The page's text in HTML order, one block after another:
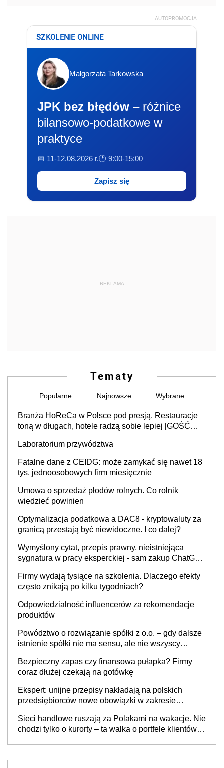
AUTOPROMOCJA
SZKOLENIE ONLINE
Małgorzata Tarkowska
JPK bez błędów – różnice
bilansowo-podatkowe w
praktyce
📅 11-12.08.2026 r.🕐 9:00-15:00
Zapisz się
REKLAMA
Tematy
Popularne Najnowsze Wybrane
Branża HoReCa w Polsce pod presją. Restauracje
toną w długach, hotele radzą sobie lepiej [GOŚĆ
Laboratorium przywództwa
Fatalne dane z CEIDG: może zamykać się nawet 18
tys. jednoosobowych firm miesięcznie
Umowa o sprzedaż płodów rolnych. Co rolnik
wiedzieć powinien
Optymalizacja podatkowa a DAC8 - kryptowaluty za
granicą przestają być niewidoczne. I co dalej?
Wymyślony cytat, przepis prawny, nieistniejąca
sygnatura w pracy eksperckiej - sam zakup ChatGPT
Firmy wydają tysiące na szkolenia. Dlaczego efekty
często znikają po kilku tygodniach?
Odpowiedzialność influencerów za rekomendacje
produktów
Powództwo o rozwiązanie spółki z o.o. – gdy dalsze
istnienie spółki nie ma sensu, ale nie wszyscy
Bezpieczny zapas czy finansowa pułapka? Firmy
coraz dłużej czekają na gotówkę
Ekspert: unijne przepisy nakładają na polskich
przedsiębiorców nowe obowiązki w zakresie
Sieci handlowe ruszają za Polakami na wakacje. Nie
chodzi tylko o kurorty – ta walka o portfele klientów